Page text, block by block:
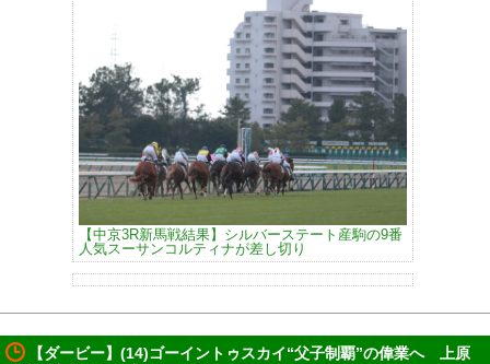
【中京3R新馬戦結果】シルバーステート産駒の9番
人気スーサンコルティナが差し切り
【ダービー】(14)ゴーイントゥスカイ“父子制覇”の偉業へ 上原